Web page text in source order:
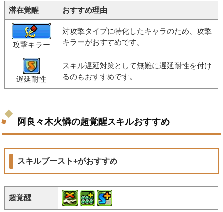
潜在覚醒 おすすめ理由
攻撃キラー
対攻撃タイプに特化したキャラのため、攻撃
キラーがおすすめです。
遅延耐性
スキル遅延対策として無難に遅延耐性を付け
るのもおすすめです。
阿良々木火憐の超覚醒スキルおすすめ
スキルブースト+がおすすめ
超覚醒